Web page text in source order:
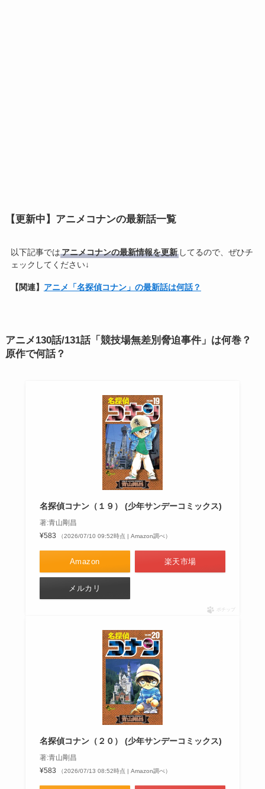
【更新中】アニメコナンの最新話一覧
以下記事ではアニメコナンの最新情報を更新してるので、ぜひチ
ェックしてください↓
【関連】 アニメ「名探偵コナン」の最新話は何話？
アニメ130話/131話「競技場無差別脅迫事件」は何巻？
原作で何話？
名探偵コナン（１９） (少年サンデーコミックス)
著:青山剛昌
¥583
（2026/07/10 09:52時点 | Amazon調べ）
Amazon 楽天市場
メルカリ
ポチップ
名探偵コナン（２０） (少年サンデーコミックス)
著:青山剛昌
¥583
（2026/07/13 08:52時点 | Amazon調べ）